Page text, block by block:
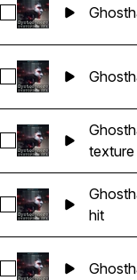
Sélectionnez
Sélectionnez
Sélectionnez
Sélectionnez
hit
Sélectionnez